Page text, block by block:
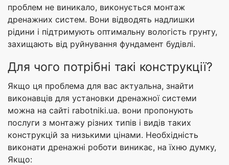
проблем не виникало, виконується монтаж
дренажних систем. Вони відводять надлишки
рідини і підтримують оптимальну вологість грунту,
захищають від руйнування фундамент будівлі.
Для чого потрібні такі конструкції?
Якщо ця проблема для вас актуальна, знайти
виконавців для установки дренажної системи
можна на сайті rabotniki.ua. вони пропонують
послуги з монтажу різних типів і видів таких
конструкцій за низькими цінами. Необхідність
виконати дренажні роботи виникає, на їхню думку,
Якщо: